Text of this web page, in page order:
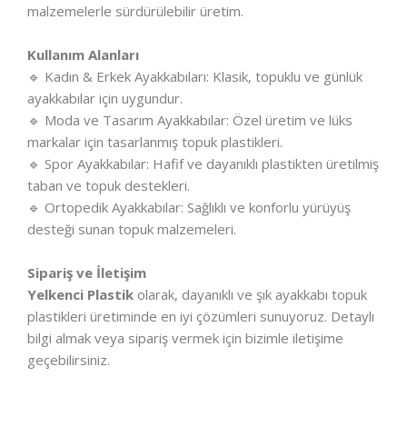
malzemelerle sürdürülebilir üretim.
Kullanım Alanları
🔹 Kadın & Erkek Ayakkabıları: Klasik, topuklu ve günlük
ayakkabılar için uygundur.
🔹 Moda ve Tasarım Ayakkabılar: Özel üretim ve lüks
markalar için tasarlanmış topuk plastikleri.
🔹 Spor Ayakkabılar: Hafif ve dayanıklı plastikten üretilmiş
taban ve topuk destekleri.
🔹 Ortopedik Ayakkabılar: Sağlıklı ve konforlu yürüyüş
desteği sunan topuk malzemeleri.
Sipariş ve İletişim
Yelkenci Plastik olarak, dayanıklı ve şık ayakkabı topuk
plastikleri üretiminde en iyi çözümleri sunuyoruz. Detaylı
bilgi almak veya sipariş vermek için bizimle iletişime
geçebilirsiniz.